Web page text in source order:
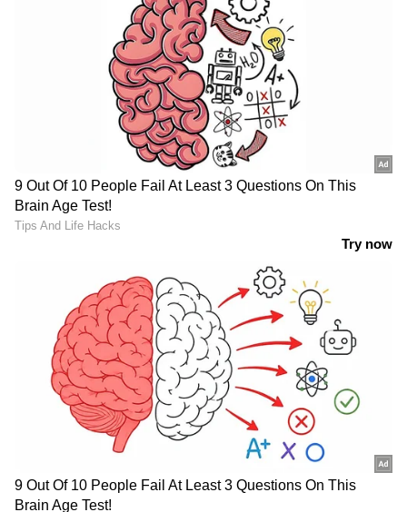
വെളുത്തുള്ളിയാണ് നാലാമതായി ഈ
പട്ടികയില്‍ ഉള്‍പ്പെടുന്നത്. വെളുത്തുള്ളിയില്‍
അടങ്ങിയിരിക്കുന്ന ആലിസിനും മറ്റ് ആന്‍റി
ഓക്സിഡന്‍റുകളും ഹൃദയാരോഗ്യത്തിന് ഗുണം
ചെയ്യും. രോഗ പ്രതിരോധശേഷി കൂട്ടാനും ഇത്
ഗുണം ചെയ്യും.
അഞ്ച്...
ഏലം ആണ് അവസാനമായി ഈ പട്ടികയില്‍
ഉള്‍പ്പെടുന്നത്. ആന്‍റി ഓക്സിഡന്‍റുകളാല്‍
സമ്പന്നമായ ഈ സുഗന്ധവ്യഞ്ജനം രോഗ
പ്രതിരോധശേഷി വർധിപ്പിക്കാനും
ഹൃദയത്തിന്‍റെ ആരോഗ്യം സംരക്ഷിക്കാനും
ഗുണം ചെയ്യും.
ശ്രദ്ധിക്കുക: ആരോഗ്യ വിദഗ്ധന്റെയോ
ന്യൂട്രീഷനിസ്റ്റിന്റെയോ ഉപദേശം തേടിയ ശേഷം